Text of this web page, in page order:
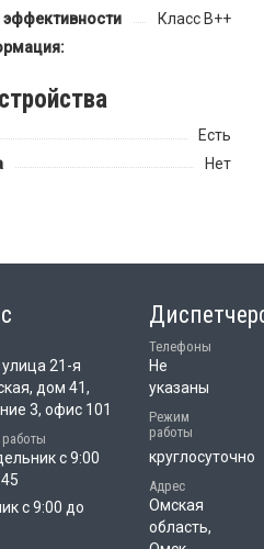
эффективности
Класс B++
Есть
Нет
21-я
дом 41,
3, офис 101
с 9:00
с 9:00 до
Телефоны
Не
указаны
Режим
работы
круглосуточно
Адрес
Омская
область,